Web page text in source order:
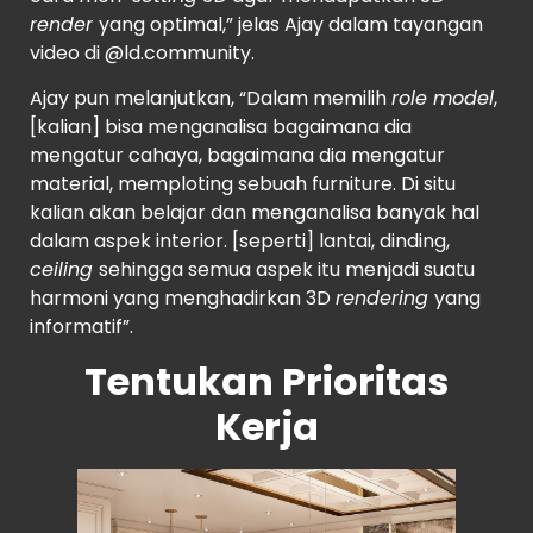
renderyang optimal,” jelas Ajay dalam tayangan
video di @ld.community.
Ajay pun melanjutkan, “Dalam memilihrole model,
[kalian] bisa menganalisa bagaimana dia
mengatur cahaya, bagaimana dia mengatur
material, memploting sebuah furniture. Di situ
kalian akan belajar dan menganalisa banyak hal
dalam aspek interior. [seperti] lantai, dinding,
ceiling sehingga semua aspek itu menjadi suatu
harmoni yang menghadirkan 3D rendering yang
informatif”.
Tentukan Prioritas
Kerja